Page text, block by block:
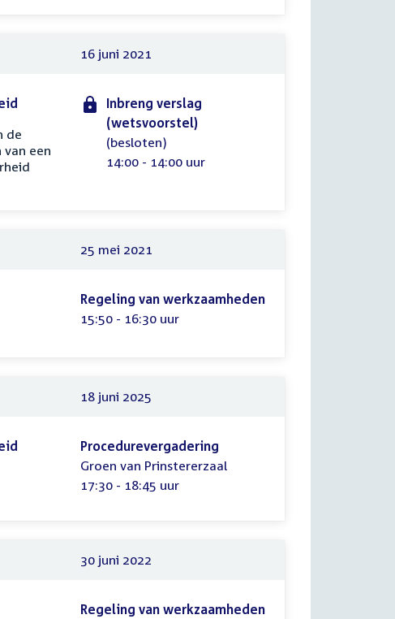
16 juni 2021
de
een
Inbreng verslag
(wetsvoorstel)
(besloten)
Tijd:
14:00 - 14:00 uur
25 mei 2021
Regeling van werkzaamheden
Tijd:
15:50 - 16:30 uur
18 juni 2025
Procedurevergadering
Groen van Prinstererzaal
Tijd:
17:30 - 18:45 uur
30 juni 2022
Regeling van werkzaamheden